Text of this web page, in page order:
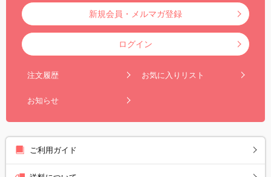
新規会員・メルマガ登録
ログイン
注文履歴 お気に入りリスト
お知らせ
ご利用ガイド